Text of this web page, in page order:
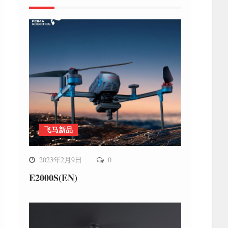
飞马新品
2023年2月9日 0
E2000S(EN)